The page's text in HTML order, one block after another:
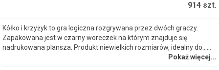
914 szt.
Kółko i krzyżyk to gra logiczna rozgrywana przez dwóch graczy.
Zapakowana jest w czarny woreczek na którym znajduje się
nadrukowana plansza. Produkt niewielkich rozmiarów, idealny do...…
Pokaż więcej...